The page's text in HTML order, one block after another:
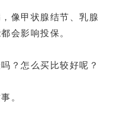
像甲状腺结节、乳腺
会影响投保。
？怎么买比较好呢？
。